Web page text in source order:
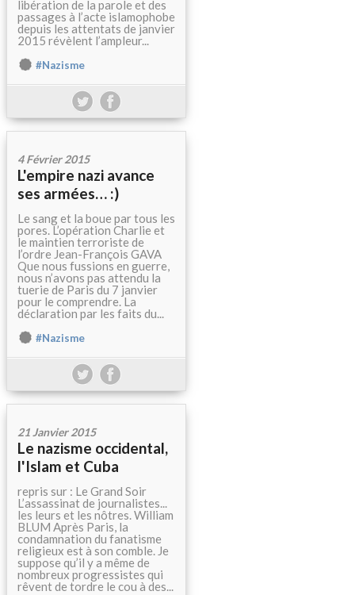
libération de la parole et des
passages à l’acte islamophobe
depuis les attentats de janvier
2015 révèlent l’ampleur...
#Nazisme
4 Février 2015
L'empire nazi avance
ses armées… :)
Le sang et la boue par tous les
pores. L’opération Charlie et
le maintien terroriste de
l’ordre Jean-François GAVA
Que nous fussions en guerre,
nous n’avons pas attendu la
tuerie de Paris du 7 janvier
pour le comprendre. La
déclaration par les faits du...
#Nazisme
21 Janvier 2015
Le nazisme occidental,
l'Islam et Cuba
repris sur : Le Grand Soir
L’assassinat de journalistes...
les leurs et les nôtres. William
BLUM Après Paris, la
condamnation du fanatisme
religieux est à son comble. Je
suppose qu’il y a même de
nombreux progressistes qui
rêvent de tordre le cou à des...